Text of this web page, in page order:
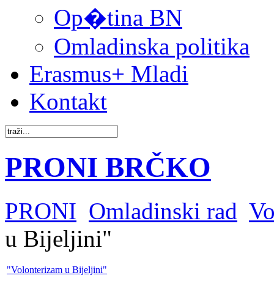
Op�tina BN
Omladinska politika
Erasmus+ Mladi
Kontakt
PRONI BRČKO
PRONI Omladinski rad
u Bijeljini"
"Volonterizam u Bijeljini"